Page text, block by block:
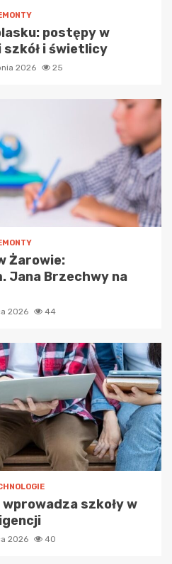
postępy w
i świetlicy
2026 25
Żarowie:
Jana Brzechwy na
2026 44
szkoły w
2026 40